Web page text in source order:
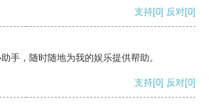
支持[0] 反对[0]
手，随时随地为我的娱乐提供帮助。
支持[0] 反对[0]